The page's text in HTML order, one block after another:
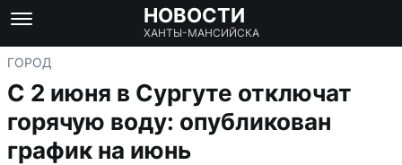
НОВОСТИ
ХАНТЫ-МАНСИЙСКА
ГОРОД
С 2 июня в Сургуте отключат
горячую воду: опубликован
график на июнь